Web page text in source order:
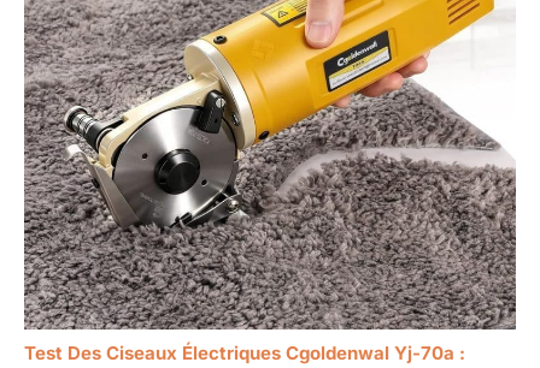
Test Des Ciseaux Électriques Cgoldenwal Yj-70a :